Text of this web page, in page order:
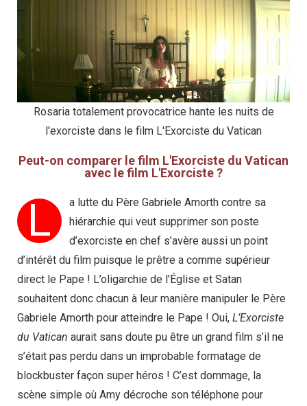
Rosaria totalement provocatrice hante les nuits de
l'exorciste dans le film L'Exorciste du Vatican
Peut-on comparer le film L'Exorciste du Vatican
avec le film L'Exorciste ?
L
a lutte du Père Gabriele Amorth contre sa
hiérarchie qui veut supprimer son poste
d’exorciste en chef s’avère aussi un point
d’intérêt du film puisque le prêtre a comme supérieur
direct le Pape ! L’oligarchie de l’Église et Satan
souhaitent donc chacun à leur manière manipuler le Père
Gabriele Amorth pour atteindre le Pape ! Oui, L’Exorciste
du Vatican aurait sans doute pu être un grand film s’il ne
s’était pas perdu dans un improbable formatage de
blockbuster façon super héros ! C’est dommage, la
scène simple où Amy décroche son téléphone pour